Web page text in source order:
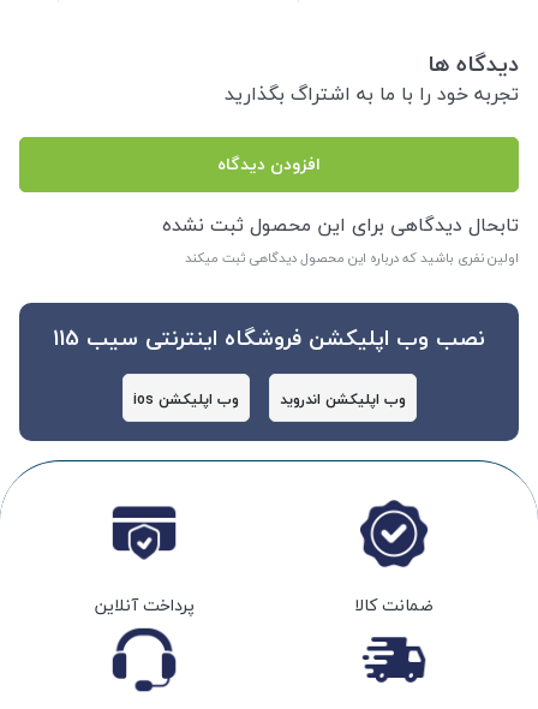
دیدگاه ها
تجربه خود را با ما به اشتراگ بگذارید
افزودن دیدگاه
تابحال دیدگاهی برای این محصول ثبت نشده
اولین نفری باشید که درباره این محصول دیدگاهی ثبت میکند
نصب وب اپلیکشن فروشگاه اینترنتی سیب 115
وب اپلیکشن اندروید وب اپلیکشن ios
ضمانت کالا پرداخت آنلاین